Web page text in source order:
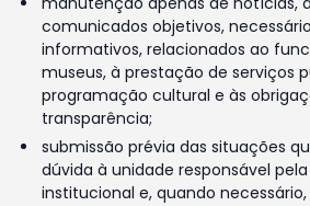
comunicados objetivos,
informativos, relacionados ao
museus, à prestação de serviços
programação cultural e às
transparência;
submissão prévia das situações
dúvida à unidade responsável
institucional e, quando